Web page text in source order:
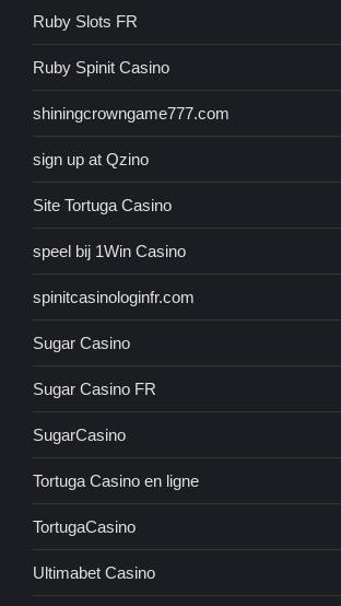
Ruby Slots FR
Ruby Spinit Casino
shiningcrowngame777.com
sign up at Qzino
Site Tortuga Casino
speel bij 1Win Casino
spinitcasinologinfr.com
Sugar Casino
Sugar Casino FR
SugarCasino
Tortuga Casino en ligne
TortugaCasino
Ultimabet Casino